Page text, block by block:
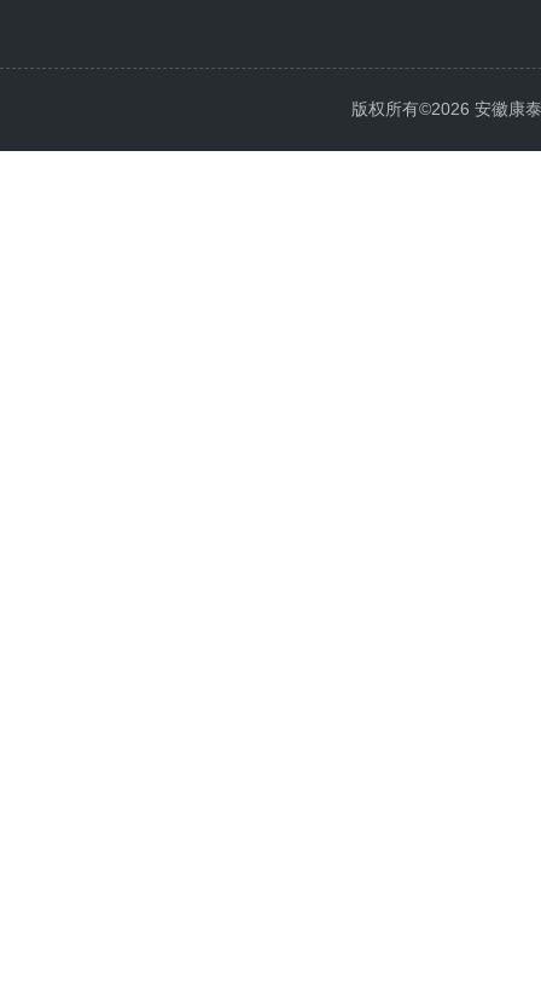
版权所有©2026 安徽康